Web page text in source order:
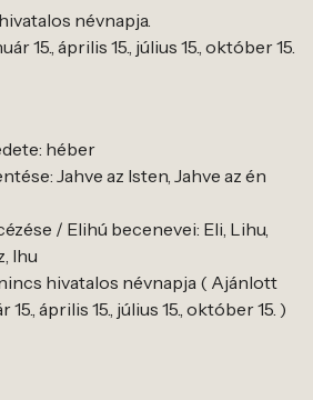
névnapja.
15., április 15., július 15., október 15.
héber
Jahve az Isten, Jahve az én
/ Elihú becenevei: Eli, Lihu,
Ihu
hivatalos névnapja ( Ajánlott
április 15., július 15., október 15. )